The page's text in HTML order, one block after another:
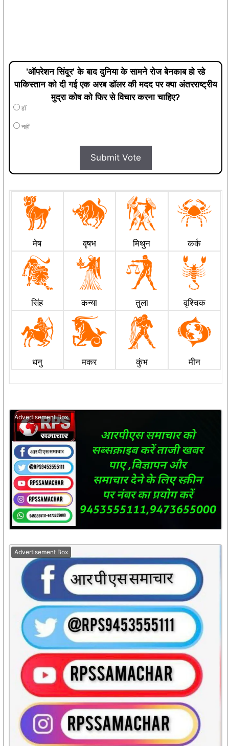
'ऑपरेशन सिंदूर' के बाद दुनिया के सामने रोज बेनकाब हो रहे
पाकिस्तान को दी गई एक अरब डॉलर की मदद पर क्या अंतरराष्ट्रीय
मुद्रा कोष को फिर से विचार करना चाहिए?
हाँ
नहीं
Submit Vote
मेष वृषभ मिथुन कर्क
सिंह कन्या तुला वृश्चिक
धनु मकर कुंभ मीन
Advertisement Box
Advertisement Box